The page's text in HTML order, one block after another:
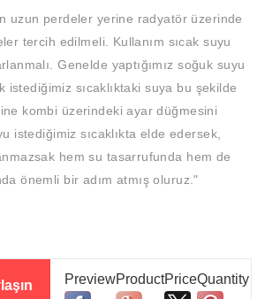
uzun perdeler yerine radyatör üzerinde
tercih edilmeli. Kullanım sıcak suyu
Genelde yaptığımız soğuk suyu
istediğimiz sıcaklıktaki suya bu şekilde
kombi üzerindeki ayar düğmesini
istediğimiz sıcaklıkta elde edersek,
hem su tasarrufunda hem de
önemli bir adım atmış oluruz."